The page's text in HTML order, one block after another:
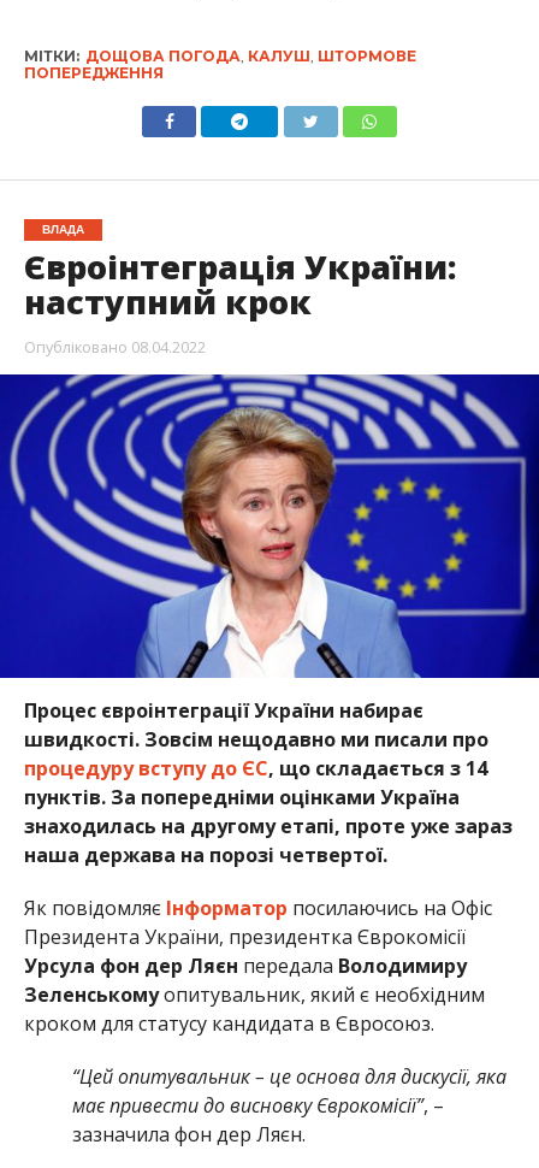
МІТКИ: ДОЩОВА ПОГОДА КАЛУШ ШТОРМОВЕ
ПОПЕРЕДЖЕННЯ
ВЛАДА
Євроінтеграція України:
наступний крок
Опубліковано 08.04.2022
Процес євроінтеграції України набирає
швидкості. Зовсім нещодавно ми писали про
процедуру вступу до ЄС, що складається з 14
пунктів. За попередніми оцінками Україна
знаходилась на другому етапі, проте уже зараз
наша держава на порозі четвертої.
Як повідомляє Інформатор посилаючись на Офіс
Президента України, президентка Єврокомісії
Урсула фон дер Ляєн передала Володимиру
Зеленськомуопитувальник, який є необхідним
кроком для статусу кандидата в Євросоюз.
“Цей опитувальник – це основа для дискусії, яка
має привести до висновку Єврокомісії”, –
зазначила фон дер Ляєн.